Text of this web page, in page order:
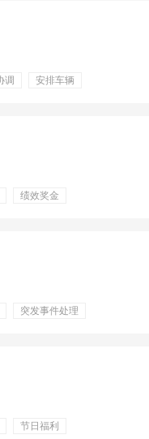
调
安排车辆
绩效奖金
突发事件处理
节日福利